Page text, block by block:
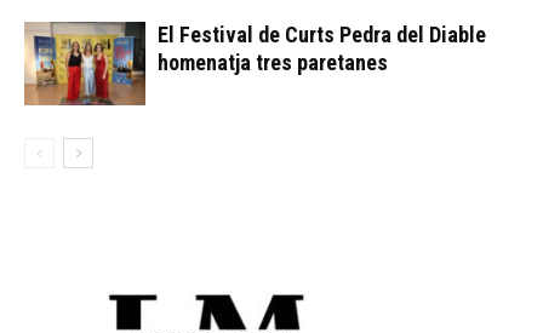
El Festival de Curts Pedra del Diable
homenatja tres paretanes